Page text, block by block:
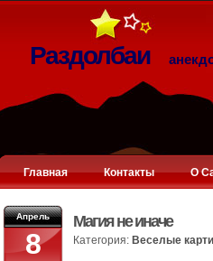
Раздолбаи
Главная Контакты О
Апрель
8
Магия не иначе
Категория: Веселые